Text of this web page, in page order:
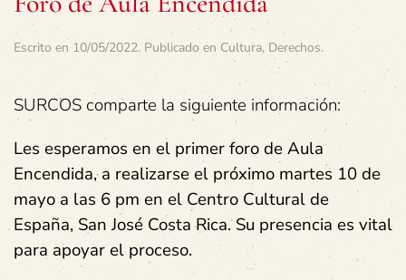
Escrito en 10/05/2022. Publicado en Cultura, Derechos.
SURCOS comparte la siguiente información:
Les esperamos en el primer foro de Aula
Encendida, a realizarse el próximo martes 10 de
mayo a las 6 pm en el Centro Cultural de
España, San José Costa Rica. Su presencia es vital
para apoyar el proceso.